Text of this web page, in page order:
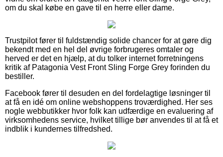
om du skal købe en gave til en herre eller dame.
Trustpilot fører til fuldstændig solide chancer for at gøre dig
bekendt med en hel del øvrige forbrugeres omtaler og
herved er det en hjælp, at du tolker internet forretningens
kritik af Patagonia Vest Front Sling Forge Grey forinden du
bestiller.
Facebook fører til desuden en del fordelagtige løsninger til
at få en idé om online webshoppens troværdighed. Her ses
nogle webbutikker hvor folk kan udfærdige en evaluering af
virksomhedens service, hvilket tillige bør anvendes til at få et
indblik i kundernes tilfredshed.